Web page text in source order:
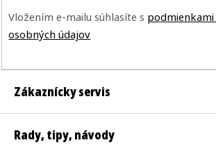
Vložením e-mailu súhlasíte s
osobných údajov
Zákaznícky servis
Rady, tipy, návody